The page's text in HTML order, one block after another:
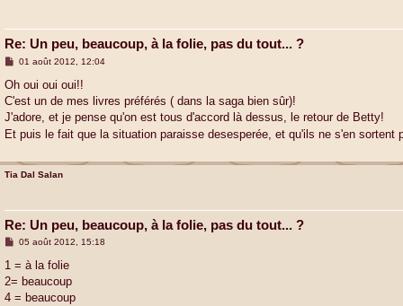
Re: Un peu, beaucoup, à la folie, pas du tout... ?
M
s
a
g
01 août 2012, 12:04
Oh oui oui oui!!
C'est un de mes livres préférés ( dans la saga bien sûr)!
J'adore, et je pense qu'on est tous d'accord là dessus, le retour de Betty!
Et puis le fait que la situation paraisse desesperée, et qu'ils ne s'en
Tia Dal Salan
Re: Un peu, beaucoup, à la folie, pas du tout... ?
M
s
a
g
05 août 2012, 15:18
1 = à la folie
2= beaucoup
4 = beaucoup